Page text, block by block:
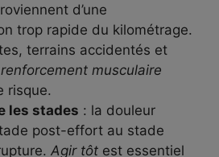
d’une
trop rapide du kilométrage.
terrains accidentés et
musculaire
risque.
les stades : la douleur
post-effort au stade
Agir tôt est essentiel